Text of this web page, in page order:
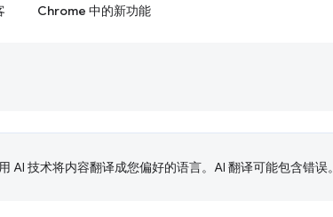
Chrome 中的新功能
AI 技术将内容翻译成您偏好的语言。AI 翻译可能包含错误。